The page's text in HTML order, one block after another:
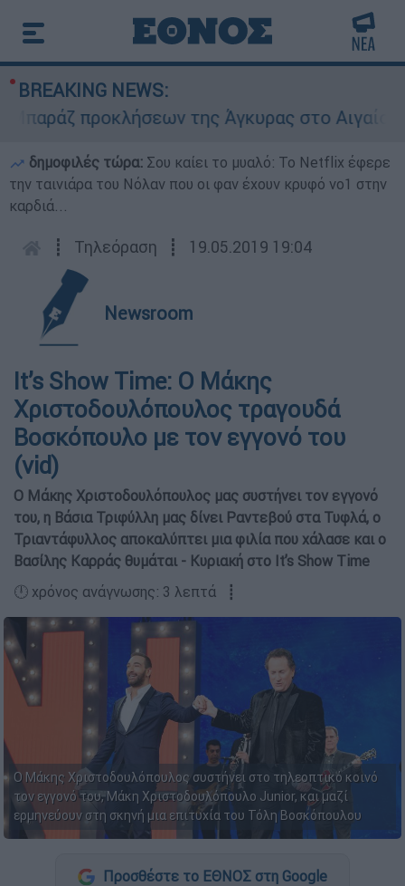
BREAKING NEWS:
προκλήσεων της Άγκυρας στο Αιγαίο:
δημοφιλές τώρα: Σου καίει το μυαλό: Το Netflix έφερε
την ταινιάρα του Νόλαν που οι φαν έχουν κρυφό νο1 στην
καρδιά...
┋ Τηλεόραση ┋ 19.05.2019 19:04
Newsroom
It’s Show Time: Ο Μάκης
Χριστοδουλόπουλος τραγουδά
Βοσκόπουλο με τον εγγονό του
(vid)
Ο Μάκης Χριστοδουλόπουλος μας συστήνει τον εγγονό
του, η Βάσια Τριφύλλη μας δίνει Ραντεβού στα Τυφλά, ο
Τριαντάφυλλος αποκαλύπτει μια φιλία που χάλασε και ο
Βασίλης Καρράς θυμάται - Κυριακή στο It’s Show Time
🕛 χρόνος ανάγνωσης: 3 λεπτά ┋
Ο Μάκης Χριστοδουλόπουλος συστήνει στο τηλεοπτικό κοινό
τον εγγονό του, Μάκη Χριστοδουλόπουλο Junior, και μαζί
ερμηνεύουν στη σκηνή μια επιτυχία του Τόλη Βοσκόπουλου
Προσθέστε το ΕΘΝΟΣ στη Google